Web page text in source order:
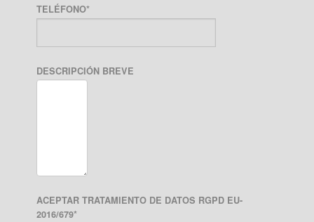
TELÉFONO*
DESCRIPCIÓN BREVE
ACEPTAR TRATAMIENTO DE DATOS RGPD EU-
2016/679*